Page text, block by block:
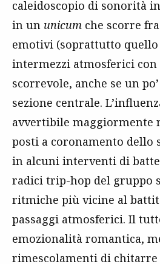
caleidoscopio di sonorità
in un unicum che scorre
emotivi (soprattutto quello
intermezzi atmosferici
scorrevole, anche se un
sezione centrale.
avvertibile maggiormente
posti a coronamento dello
in alcuni interventi di
radici trip-hop del gruppo
ritmiche più vicine al
passaggi atmosferici. Il
emozionalità romantica,
rimescolamenti di chitarre